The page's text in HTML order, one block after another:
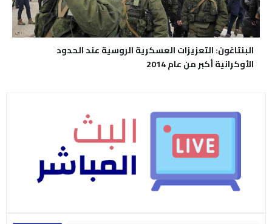
البنتاغون: التعزيزات العسكرية الروسية عند الحدود
الأوكرانية أكبر من عام 2014